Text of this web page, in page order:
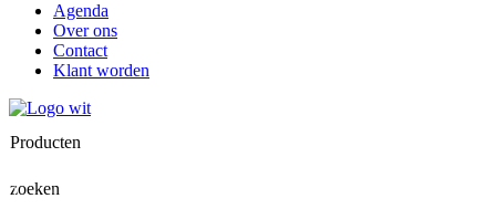
Agenda
Over ons
Contact
Klant worden
Producten
zoeken